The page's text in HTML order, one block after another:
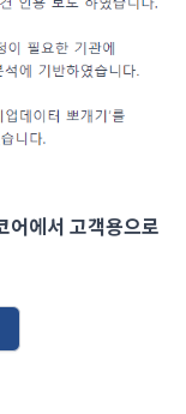
에서 고객용으로